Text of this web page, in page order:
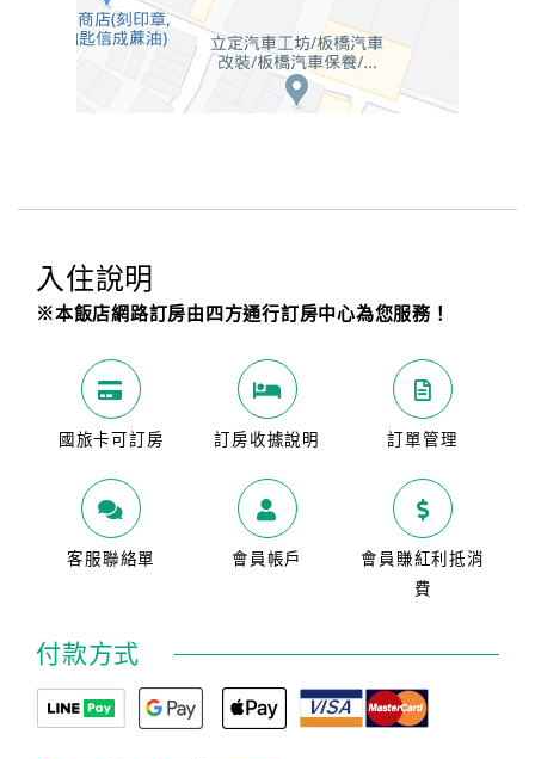
入住說明
※本飯店網路訂房由四方通行訂房中心為您服務！
國旅卡可訂房 訂房收據說明 訂單管理
客服聯絡單 會員帳戶
會員賺紅利抵消
費
付款方式